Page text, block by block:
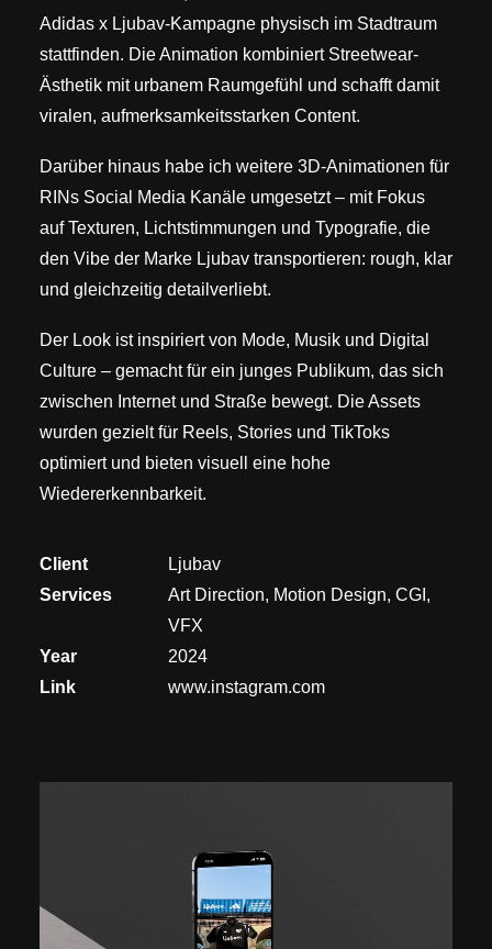
Adidas x Ljubav-Kampagne physisch im Stadtraum
stattfinden. Die Animation kombiniert Streetwear-
Ästhetik mit urbanem Raumgefühl und schafft damit
viralen, aufmerksamkeitsstarken Content.
Darüber hinaus habe ich weitere 3D-Animationen für
RINs Social Media Kanäle umgesetzt – mit Fokus
auf Texturen, Lichtstimmungen und Typografie, die
den Vibe der Marke Ljubav transportieren: rough, klar
und gleichzeitig detailverliebt.
Der Look ist inspiriert von Mode, Musik und Digital
Culture – gemacht für ein junges Publikum, das sich
zwischen Internet und Straße bewegt. Die Assets
wurden gezielt für Reels, Stories und TikToks
optimiert und bieten visuell eine hohe
Wiedererkennbarkeit.
Client
Ljubav
Services
Art Direction, Motion Design, CGI,
VFX
Year
2024
Link
www.instagram.com